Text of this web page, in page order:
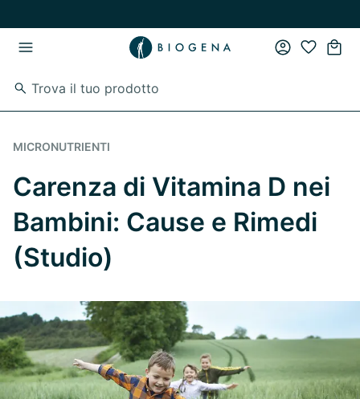
MICRONUTRIENTI
Carenza di Vitamina D nei
Bambini: Cause e Rimedi
(Studio)